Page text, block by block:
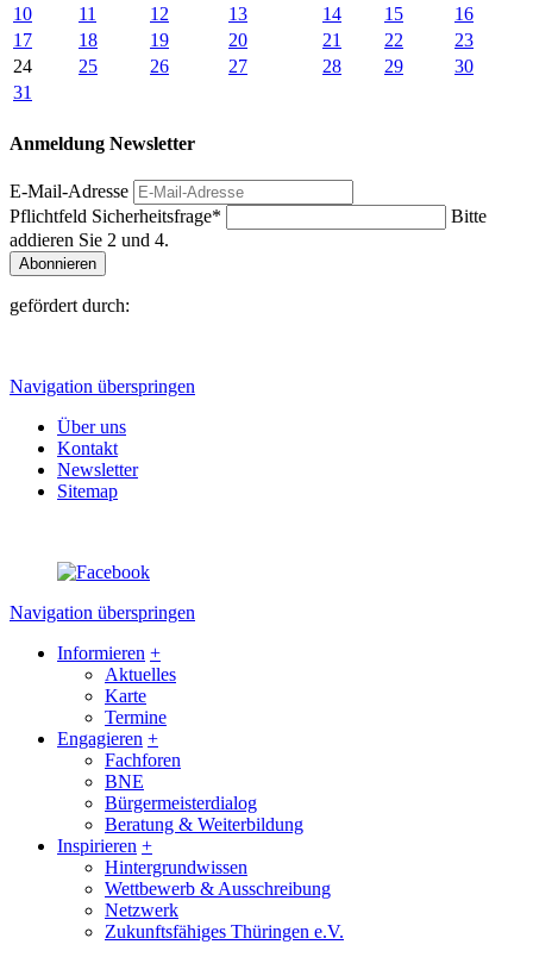
10
11 12 13 14 15
16
17
18 19 20 21 22
23
24
25 26 27 28 29
30
31
Anmeldung Newsletter
E-Mail-Adresse
Pflichtfeld Sicherheitsfrage*
Bitte
addieren Sie 2 und 4.
Abonnieren
gefördert durch:
Navigation überspringen
Über uns
Kontakt
Newsletter
Sitemap
Navigation überspringen
Informieren +
Aktuelles
Karte
Termine
Engagieren +
Fachforen
BNE
Bürgermeisterdialog
Beratung & Weiterbildung
Inspirieren +
Hintergrundwissen
Wettbewerb & Ausschreibung
Netzwerk
Zukunftsfähiges Thüringen e.V.